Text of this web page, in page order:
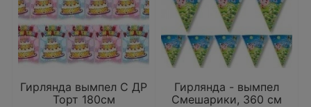
Гирлянда вымпел С ДР
Торт 180см
Гирлянда - вымпел
Смешарики, 360 см